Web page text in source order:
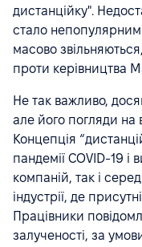
дистанційку".
стало непопулярним
масово
проти керівництва
Не так важливо,
але його погляди на
Концепція
пандемії COVID-19
компаній, так і
індустрії, де
Працівники
залученості, за